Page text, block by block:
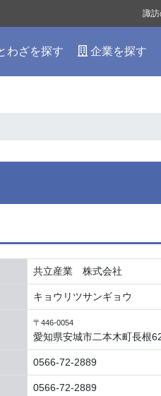
わざを探す 企業を探す
諏
共立産業 株式会社
キョウリツサンギョウ
〒446-0054
愛知県安城市二本木町長根
0566-72-2889
0566-72-2889